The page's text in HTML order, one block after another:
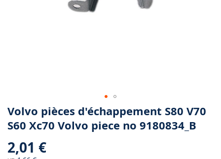
Skip
to
the
of
Volvo pièces d'échappement S80 V70
S60 Xc70 Volvo piece no 9180834_B
2,01 €